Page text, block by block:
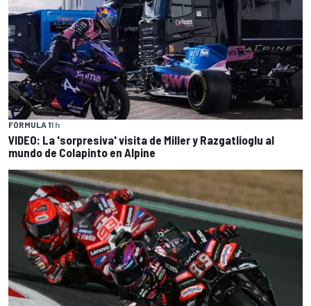
FÓRMULA 11 h
VIDEO: La 'sorpresiva' visita de Miller y Razgatlioglu al
mundo de Colapinto en Alpine